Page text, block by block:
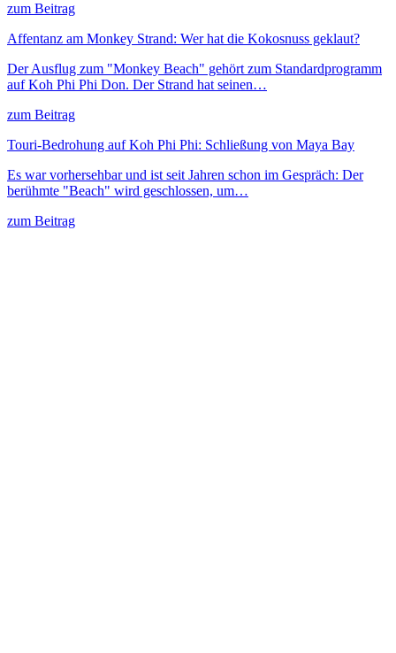
zum Beitrag
Affentanz am Monkey Strand: Wer hat die Kokosnuss geklaut?
Der Ausflug zum "Monkey Beach" gehört zum Standardprogramm
auf Koh Phi Phi Don. Der Strand hat seinen…
zum Beitrag
Touri-Bedrohung auf Koh Phi Phi: Schließung von Maya Bay
Es war vorhersehbar und ist seit Jahren schon im Gespräch: Der
berühmte "Beach" wird geschlossen, um…
zum Beitrag